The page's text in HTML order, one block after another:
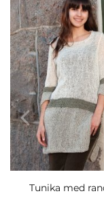
Tunika med